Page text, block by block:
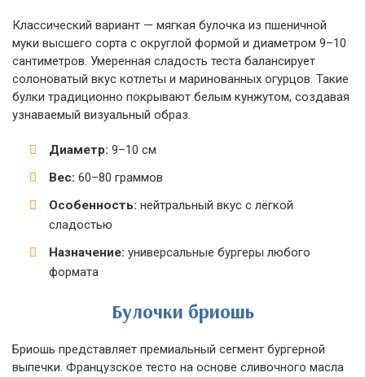
Классический вариант — мягкая булочка из пшеничной
муки высшего сорта с округлой формой и диаметром 9–10
сантиметров. Умеренная сладость теста балансирует
солоноватый вкус котлеты и маринованных огурцов. Такие
булки традиционно покрывают белым кунжутом, создавая
узнаваемый визуальный образ.
Диаметр: 9–10 см
Вес: 60–80 граммов
Особенность: нейтральный вкус с лёгкой
сладостью
Назначение: универсальные бургеры любого
формата
Булочки бриошь
Бриошь представляет премиальный сегмент бургерной
выпечки. Французское тесто на основе сливочного масла